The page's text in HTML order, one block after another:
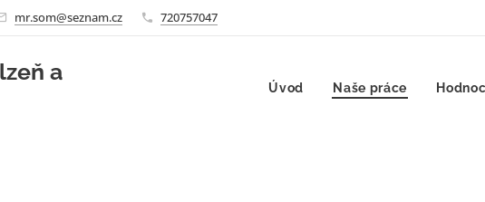
mr.som@seznam.cz 720757047
a
Úvod Naše práce